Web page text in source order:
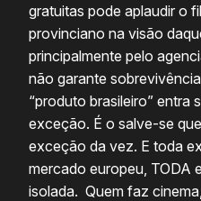
gratuitas pode aplaudir o
provinciano na visão
principalmente pelo
não garante
“produto brasileiro” entra
exceção. É o salve-se
exceção da vez. E toda
mercado europeu, TODA
isolada. Quem faz